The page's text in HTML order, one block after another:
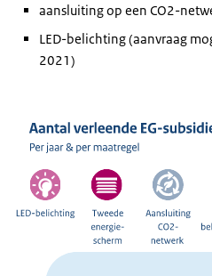
aansluiting op een CO2-
LED-belichting (aanvraag
2021)